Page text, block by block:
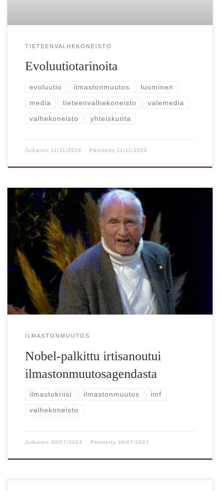
TIETEENVALHEKONEISTO
Evoluutiotarinoita
evoluutio ilmastonmuutos luominen
media tieteenvalhekoneisto valemedia
valhekoneisto yhteiskunta
Julkaistu 11/11/2024 Päivitetty 11/11/2024
IMF-seminaari estettiin ( IMF = International Money Fund
eli Kansainvälinen valuuttarahasto ) ”Ilmastokriisiä ei ole ja
hiilidioksidipitoisuuksien lisääntymisestä hyötyy koko […]
ILMASTONMUUTOS
Nobel-palkittu irtisanoutui
ilmastonmuutosagendasta
ilmastokriisi ilmastonmuutos imf
valhekoneisto
Julkaistu 30/07/2023 Päivitetty 30/07/2023